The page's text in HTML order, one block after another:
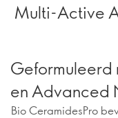
Multi-Active
Geformuleerd
en Advanced
Bio CeramidesPro